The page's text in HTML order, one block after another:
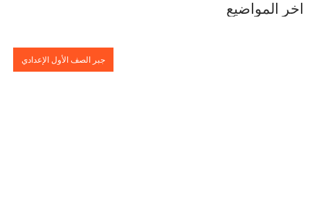
آخر المواضيع
جبر الصف الأول الإعدادي